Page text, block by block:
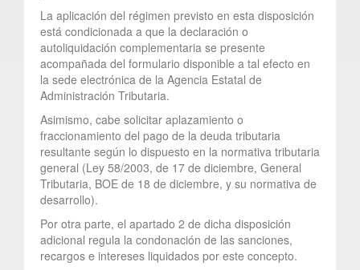
La aplicación del régimen previsto en esta disposición
está condicionada a que la declaración o
autoliquidación complementaria se presente
acompañada del formulario disponible a tal efecto en
la sede electrónica de la Agencia Estatal de
Administración Tributaria.
Asimismo, cabe solicitar aplazamiento o
fraccionamiento del pago de la deuda tributaria
resultante según lo dispuesto en la normativa tributaria
general (Ley 58/2003, de 17 de diciembre, General
Tributaria, BOE de 18 de diciembre, y su normativa de
desarrollo).
Por otra parte, el apartado 2 de dicha disposición
adicional regula la condonación de las sanciones,
recargos e intereses liquidados por este concepto.